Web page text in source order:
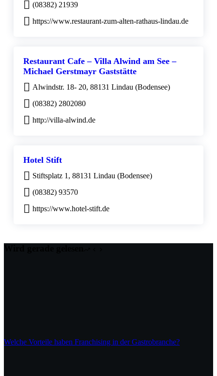
(08382) 21939
https://www.restaurant-zum-alten-rathaus-lindau.de
Restaurant Cafe – Villa Alwind am See –
Michael Gerstmayr Gaststätte
Alwindstr. 18- 20, 88131 Lindau (Bodensee)
(08382) 2802080
http://villa-alwind.de
Hotel Stift
Stiftsplatz 1, 88131 Lindau (Bodensee)
(08382) 93570
https://www.hotel-stift.de
Welche Vorteile haben Franchising in der Gastrobranche?